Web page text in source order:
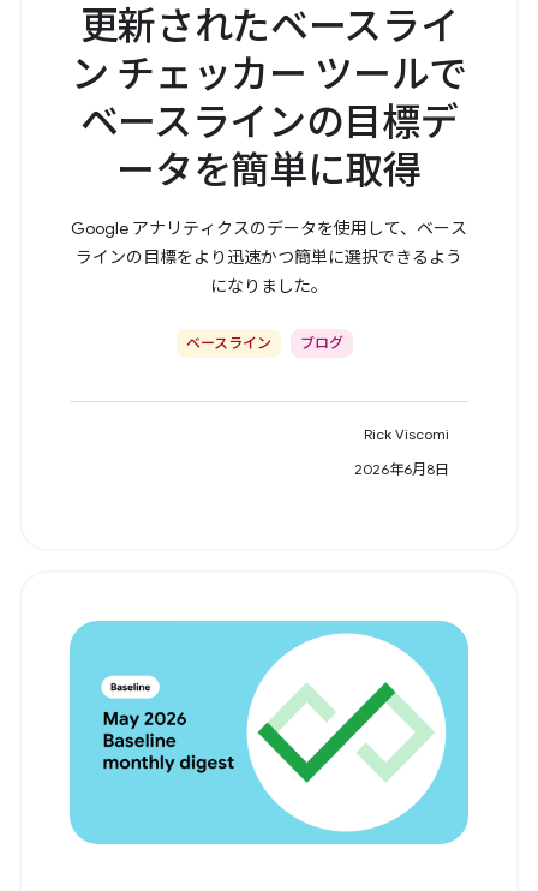
更新されたベースライ
ン チェッカー ツールで
ベースラインの目標デ
ータを簡単に取得
Google アナリティクスのデータを使用して、ベース
ラインの目標をより迅速かつ簡単に選択できるよう
になりました。
ベースライン ブログ
Rick Viscomi
2026年6月8日